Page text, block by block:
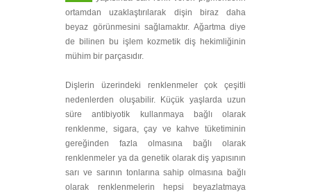
ortamdan uzaklaştırılarak dişin biraz daha
beyaz görünmesini sağlamaktır. Ağartma diye
de bilinen bu işlem kozmetik diş hekimliğinin
mühim bir parçasıdır.
Dişlerin üzerindeki renklenmeler çok çeşitli
nedenlerden oluşabilir. Küçük yaşlarda uzun
süre antibiyotik kullanmaya bağlı olarak
renklenme, sigara, çay ve kahve tüketiminin
gereğinden fazla olmasına bağlı olarak
renklenmeler ya da genetik olarak diş yapısının
sarı ve sarının tonlarına sahip olmasına bağlı
olarak renklenmelerin hepsi beyazlatmaya